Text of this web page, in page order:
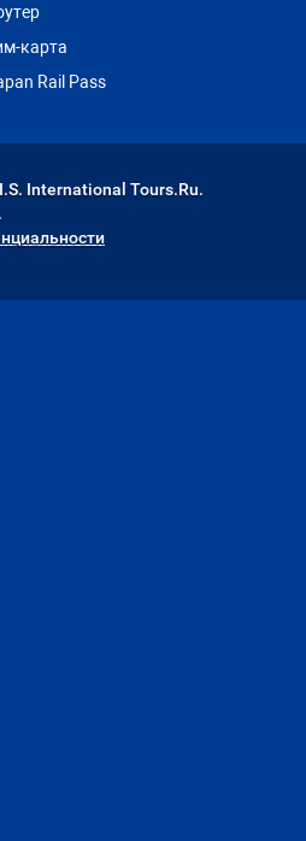
карта
Rail Pass
International Tours.Ru.